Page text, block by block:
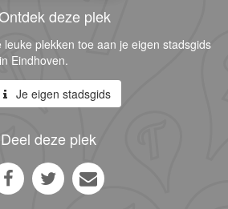
deze plek
plekken toe aan je eigen stadsgids
Eindhoven.
Je eigen stadsgids
Deel deze plek